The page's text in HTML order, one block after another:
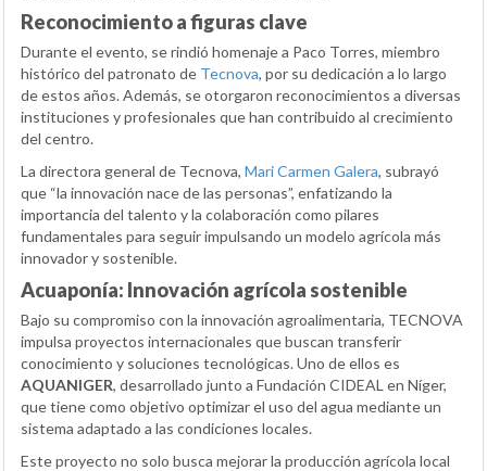
Reconocimiento a figuras clave
Durante el evento, se rindió homenaje a Paco Torres, miembro
histórico del patronato de Tecnova, por su dedicación a lo largo
de estos años. Además, se otorgaron reconocimientos a diversas
instituciones y profesionales que han contribuido al crecimiento
del centro.
La directora general de Tecnova, Mari Carmen Galera, subrayó
que “la innovación nace de las personas”, enfatizando la
importancia del talento y la colaboración como pilares
fundamentales para seguir impulsando un modelo agrícola más
innovador y sostenible.
Acuaponía: Innovación agrícola sostenible
Bajo su compromiso con la innovación agroalimentaria, TECNOVA
impulsa proyectos internacionales que buscan transferir
conocimiento y soluciones tecnológicas. Uno de ellos es
AQUANIGER, desarrollado junto a Fundación CIDEAL en Níger,
que tiene como objetivo optimizar el uso del agua mediante un
sistema adaptado a las condiciones locales.
Este proyecto no solo busca mejorar la producción agrícola local